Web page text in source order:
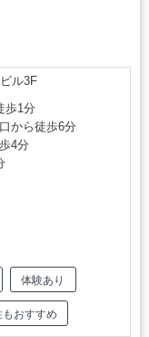
ル3F
歩1分
から徒歩6分
4分
体験あり
もおすすめ